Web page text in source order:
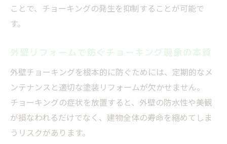
ことで、チョーキングの発生を抑制することが可能で
す。
外壁リフォームで防ぐチョーキング現象の本質
外壁チョーキングを根本的に防ぐためには、定期的なメ
ンテナンスと適切な塗装リフォームが欠かせません。
チョーキングの症状を放置すると、外壁の防水性や美観
が損なわれるだけでなく、建物全体の寿命を縮めてしま
うリスクがあります。